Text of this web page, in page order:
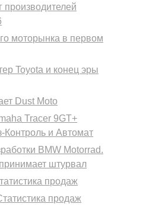
производителей
моторынка в первом
Toyota и конец эры
Dust Moto
Tracer 9GT+
Контроль и Автомат
BMW Motorrad.
штурвал
продаж
продаж